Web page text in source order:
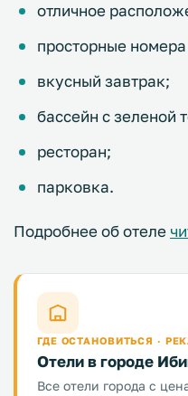
отличное
просторные
вкусный завтрак;
бассейн с зеленой
ресторан;
парковка.
Подробнее об отеле
ГДЕ ОСТАНОВИТЬСЯ ·
Отели в городе
Все отели города с